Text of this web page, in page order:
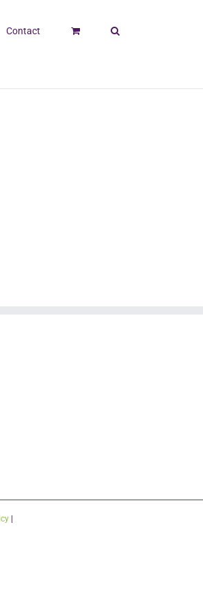
Contact
|